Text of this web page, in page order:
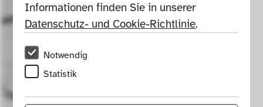
Informationen finden Sie in unserer
Datenschutz- und Cookie-Richtlinie.
Notwendig
Statistik